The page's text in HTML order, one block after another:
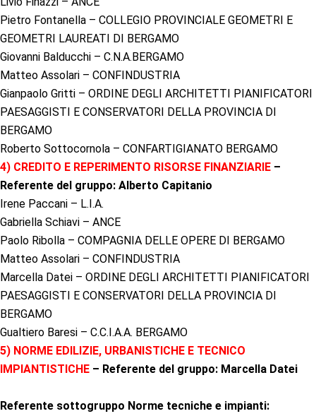
Pietro Fontanella – COLLEGIO PROVINCIALE GEOMETRI E
GEOMETRI LAUREATI DI BERGAMO
Giovanni Balducchi – C.N.A.BERGAMO
Matteo Assolari – CONFINDUSTRIA
Gianpaolo Gritti – ORDINE DEGLI ARCHITETTI PIANIFICATORI
PAESAGGISTI E CONSERVATORI DELLA PROVINCIA DI
BERGAMO
Roberto Sottocornola – CONFARTIGIANATO BERGAMO
4) CREDITO E REPERIMENTO RISORSE FINANZIARIE –
Referente del gruppo: Alberto Capitanio
Irene Paccani – L.I.A.
Gabriella Schiavi – ANCE
Paolo Ribolla – COMPAGNIA DELLE OPERE DI BERGAMO
Matteo Assolari – CONFINDUSTRIA
Marcella Datei – ORDINE DEGLI ARCHITETTI PIANIFICATORI
PAESAGGISTI E CONSERVATORI DELLA PROVINCIA DI
BERGAMO
Gualtiero Baresi – C.C.I.A.A. BERGAMO
5) NORME EDILIZIE, URBANISTICHE E TECNICO
IMPIANTISTICHE – Referente del gruppo: Marcella Datei
Referente sottogruppo Norme tecniche e impianti: